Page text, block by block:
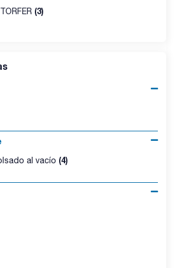
(3)
al vacío (4)